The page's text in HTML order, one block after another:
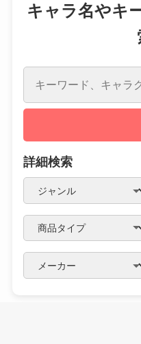
キャラ名やキ
詳細検索